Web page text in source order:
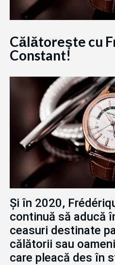
Călătorește cu
Constant!
Și în 2020,
continuă să aducă
ceasuri destinate
călătorii sau
care pleacă des în